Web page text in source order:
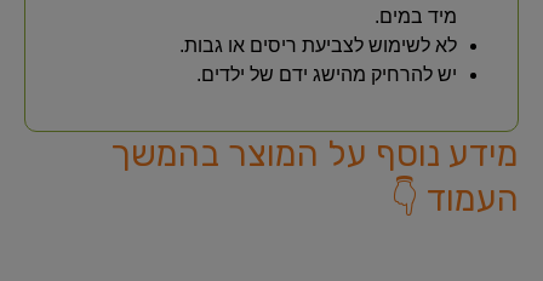
מיד במים.
לא לשימוש לצביעת ריסים או גבות.
יש להרחיק מהישג ידם של ילדים.
מידע נוסף על המוצר בהמשך
העמוד 👇